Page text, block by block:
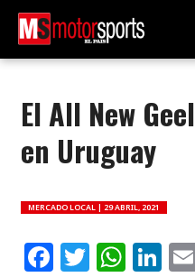
El All New
en Uruguay
MERCADO LOCAL | 29 ABRIL, 2021
Facebook
Twitter